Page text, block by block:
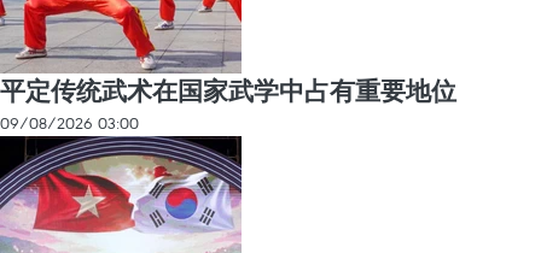
平定传统武术在国家武学中占有重要地位
09/08/2026 03:00